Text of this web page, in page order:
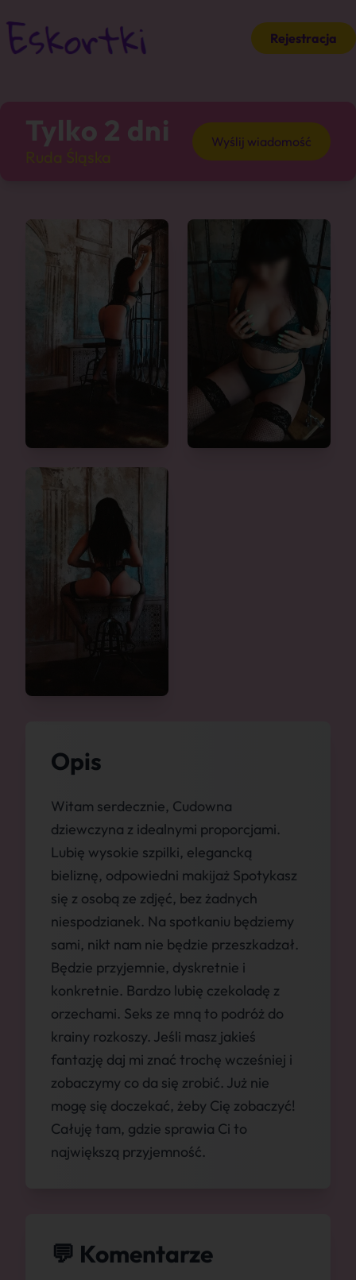
Rejestracja
Tylko 2 dni Wyślij wiadomość
Opis
Witam serdecznie, Cudowna
dziewczyna z idealnymi proporcjami.
Lubię wysokie szpilki, elegancką
bieliznę, odpowiedni makijaż Spotykasz
się z osobą ze zdjęć, bez żadnych
niespodzianek. Na spotkaniu będziemy
sami, nikt nam nie będzie przeszkadzał.
Będzie przyjemnie, dyskretnie i
konkretnie. Bardzo lubię czekoladę z
orzechami. Seks ze mną to podróż do
krainy rozkoszy. Jeśli masz jakieś
fantazję daj mi znać trochę wcześniej i
zobaczymy co da się zrobić. Już nie
mogę się doczekać, żeby Cię zobaczyć!
Całuję tam, gdzie sprawia Ci to
największą przyjemność.
💬 Komentarze